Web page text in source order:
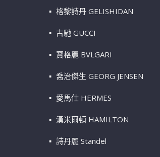
格黎詩丹 GELISHIDAN
古馳 GUCCI
寶格麗 BVLGARI
喬治傑生 GEORG JENSEN
愛馬仕 HERMES
漢米爾頓 HAMILTON
詩丹麗 Standel